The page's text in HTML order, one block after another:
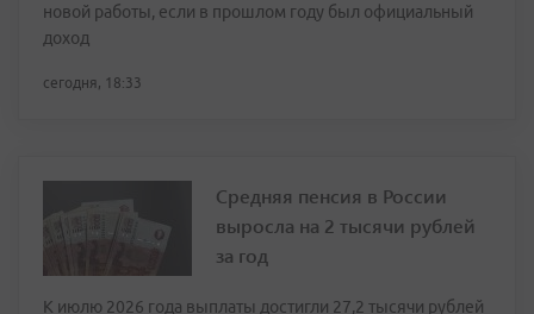
новой работы, если в прошлом году был официальный
доход
сегодня, 18:33
Средняя пенсия в России
выросла на 2 тысячи рублей
за год
К июлю 2026 года выплаты достигли 27,2 тысячи рублей